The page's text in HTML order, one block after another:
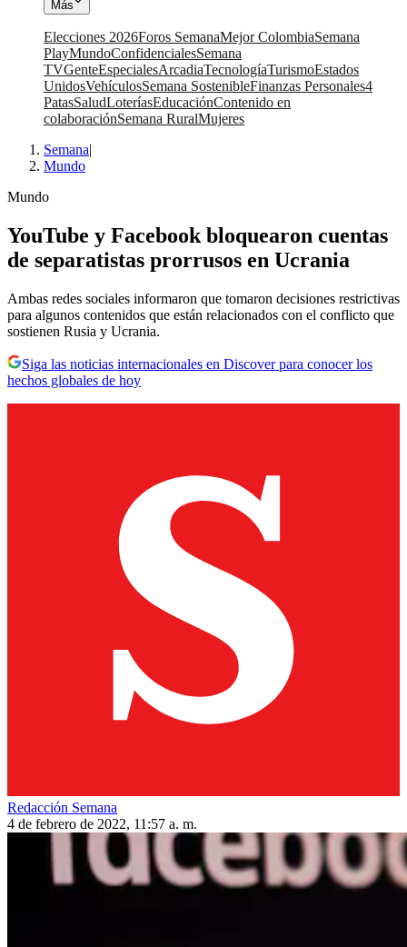
Más
Elecciones 2026Foros SemanaMejor ColombiaSemana
PlayMundoConfidencialesSemana
TVGenteEspecialesArcadiaTecnologíaTurismoEstados
UnidosVehículosSemana SostenibleFinanzas Personales4
PatasSaludLoteríasEducaciónContenido en
colaboraciónSemana RuralMujeres
Semana|
Mundo
Mundo
YouTube y Facebook bloquearon cuentas
de separatistas prorrusos en Ucrania
Ambas redes sociales informaron que tomaron decisiones restrictivas
para algunos contenidos que están relacionados con el conflicto que
sostienen Rusia y Ucrania.
Siga las noticias internacionales en Discover para conocer los
hechos globales de hoy
Redacción Semana
4 de febrero de 2022, 11:57 a. m.